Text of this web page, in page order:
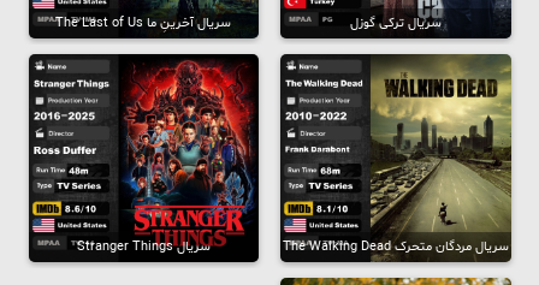
سریال ترکی گوزل سریال آخرینِ ما The Last of Us
سریال مردگان متحرک The Walking Dead سریال Stranger Things